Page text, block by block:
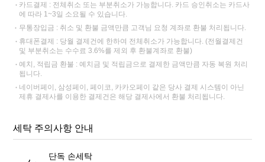
카드결제 : 전체취소 또는 부분취소가 가능합니다. 카드 승인취소는 카드사
에 따라 1~3일 소요될 수 있습니다.
무통장입금 : 취소 및 환불 금액만큼 고객님 요청 계좌로 환불 처리됩니다.
휴대폰결제 : 당월 결제건에 한하여 전체취소가 가능합니다. (전월결제건
및 부분취소는 수수료 3.6%를 제외 후 환불계좌로 환불)
예치, 적립금 환불 : 예치금 및 적립금으로 결제한 금액만큼 자동 복원 처리
됩니다.
네이버페이, 삼성페이, 페이코, 카카오페이 같은 당사 결제 시스템이 아닌
제휴 결제사를 이용한 결제건은 해당 결제사에서 환불 처리됩니다.
세탁 주의사항 안내
단독 손세탁